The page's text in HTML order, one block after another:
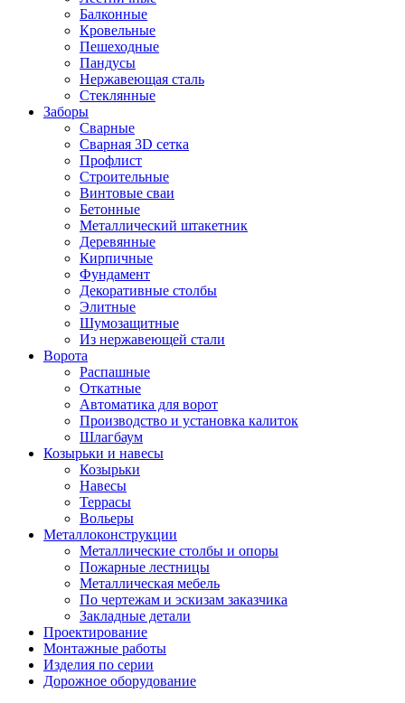
Балконные
Кровельные
Пешеходные
Пандусы
Нержавеющая сталь
Стеклянные
Заборы
Сварные
Сварная 3D сетка
Профлист
Строительные
Винтовые сваи
Бетонные
Металлический штакетник
Деревянные
Кирпичные
Фундамент
Декоративные столбы
Элитные
Шумозащитные
Из нержавеющей стали
Ворота
Распашные
Откатные
Автоматика для ворот
Производство и установка калиток
Шлагбаум
Козырьки и навесы
Козырьки
Навесы
Террасы
Вольеры
Металлоконструкции
Металлические столбы и опоры
Пожарные лестницы
Металлическая мебель
По чертежам и эскизам заказчика
Закладные детали
Проектирование
Монтажные работы
Изделия по серии
Дорожное оборудование